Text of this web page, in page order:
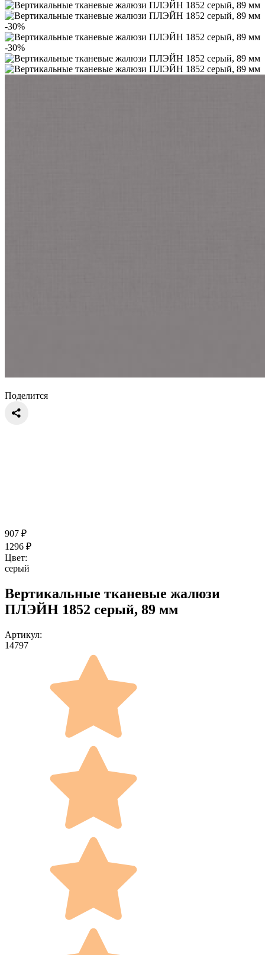
-30%
-30%
Поделится
907 ₽
1296 ₽
Цвет:
серый
Вертикальные тканевые жалюзи
ПЛЭЙН 1852 серый, 89 мм
Артикул:
14797